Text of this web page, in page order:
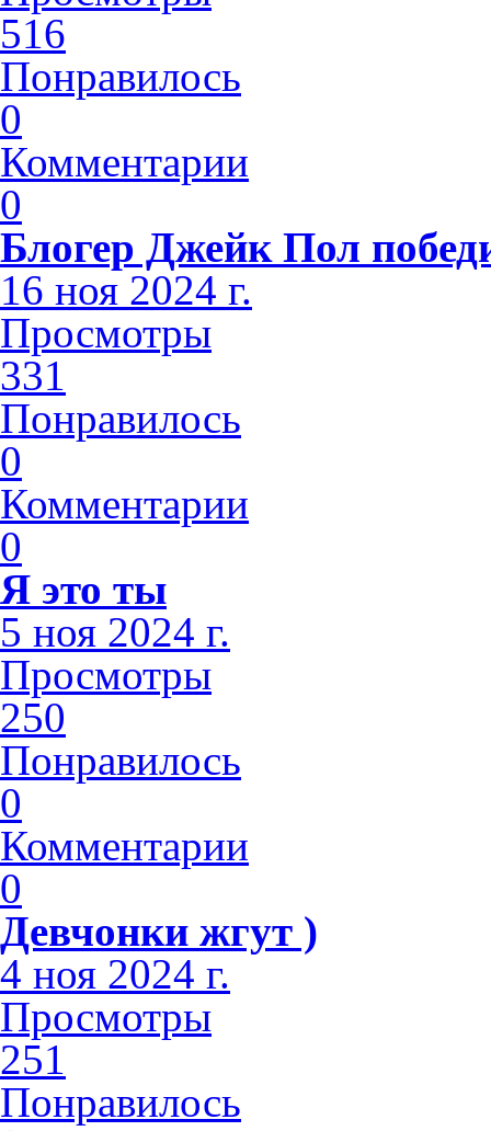
516
Понравилось
0
Комментарии
0
Блогер Джейк Пол
16 ноя 2024 г.
Просмотры
331
Понравилось
0
Комментарии
0
Я это ты
5 ноя 2024 г.
Просмотры
250
Понравилось
0
Комментарии
0
Девчонки жгут )
4 ноя 2024 г.
Просмотры
251
Понравилось